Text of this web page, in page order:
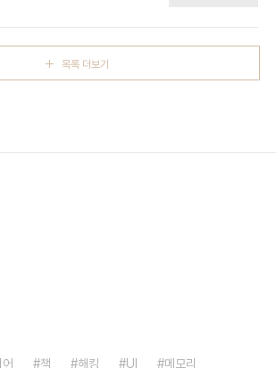
programs
목록 더보기
책 해킹 UI
메모리